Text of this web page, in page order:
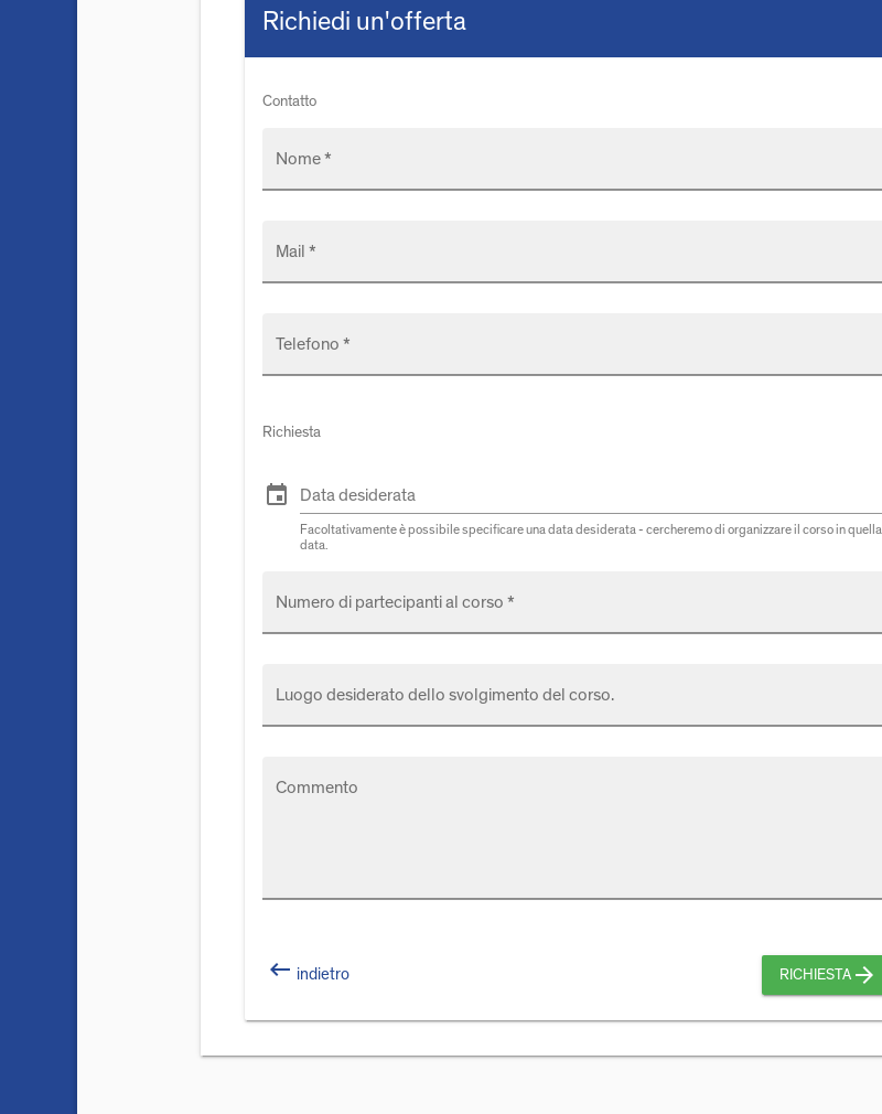
Richiedi un'offerta
Contatto
Nome *
Mail *
Telefono *
Richiesta
event Data desiderata
Facoltativamente è possibile specificare una data desiderata - cercheremo di organizzare il corso in quella
data.
Numero di partecipanti al corso *
Luogo desiderato dello svolgimento del corso.
Commento
keyboard_backspace indietro RICHIESTAarrow_forward